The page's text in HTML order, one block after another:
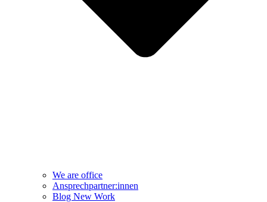
We are office
Ansprechpartner:innen
Blog New Work